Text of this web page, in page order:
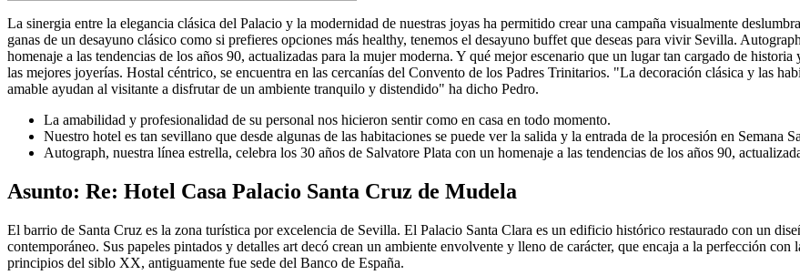
La sinergia entre la elegancia clásica del Palacio y la modernidad de nuestras joyas ha permitido crear una campaña visualmente
ganas de un desayuno clásico como si prefieres opciones más healthy, tenemos el desayuno buffet que deseas para vivir Sevilla.
homenaje a las tendencias de los años 90, actualizadas para la mujer moderna. Y qué mejor escenario que un lugar tan cargado de
las mejores joyerías. Hostal céntrico, se encuentra en las cercanías del Convento de los Padres Trinitarios. "La decoración clásica y las
amable ayudan al visitante a disfrutar de un ambiente tranquilo y distendido" ha dicho Pedro.
La amabilidad y profesionalidad de su personal nos hicieron sentir como en casa en todo momento.
Nuestro hotel es tan sevillano que desde algunas de las habitaciones se puede ver la salida y la entrada de la procesión en Semana
Autograph, nuestra línea estrella, celebra los 30 años de Salvatore Plata con un homenaje a las tendencias de los años 90,
Asunto: Re: Hotel Casa Palacio Santa Cruz de Mudela
El barrio de Santa Cruz es la zona turística por excelencia de Sevilla. El Palacio Santa Clara es un edificio histórico restaurado con un
contemporáneo. Sus papeles pintados y detalles art decó crean un ambiente envolvente y lleno de carácter, que encaja a la perfección
principios del siblo XX, antiguamente fue sede del Banco de España.